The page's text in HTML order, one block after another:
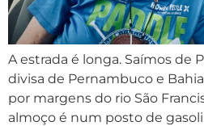
A estrada é longa. Saímos de
divisa de Pernambuco e
por margens do rio São
almoço é num posto de